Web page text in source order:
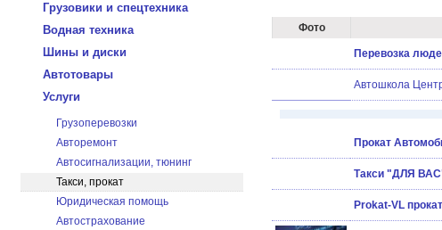
Грузовики и спецтехника
Водная техника
Шины и диски
Автотовары
Услуги
Грузоперевозки
Авторемонт
Автосигнализации, тюнинг
Такси, прокат
Юридическая помощь
Автострахование
Фото
Перевозка
Автошкола
Прокат
Такси "ДЛЯ
Prokat-VL